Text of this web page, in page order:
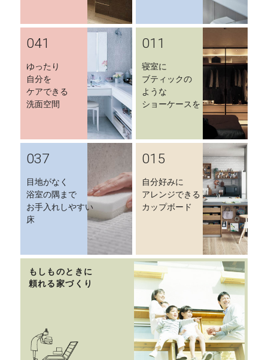
041
ゆったり
自分を
ケアできる
洗面空間
011
寝室に
ブティックの
ような
ショーケースを
037
目地がなく
浴室の隅まで
お手入れしやすい
床
015
自分好みに
アレンジできる
カップボード
もしものときに
頼れる家づくり